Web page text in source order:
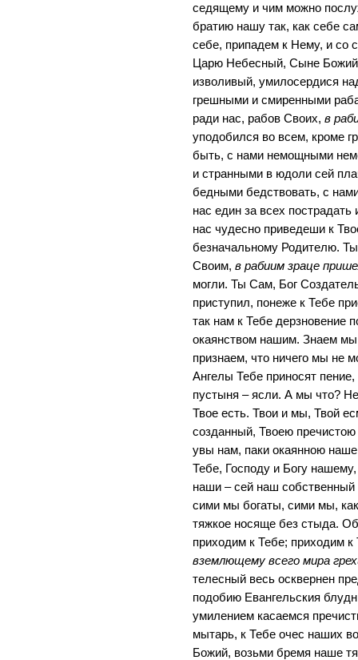
седящему и чим можно
братию нашу так, как себе
себе, припадем к Нему, и со
Царю Небесный, Сыне
изволивый, умилосердися
грешными и смиренными
ради нас, рабов Своих,в
уподобился во всем, кроме
быть, с нами немощными
и странными в юдоли сей
бедными бедствовать, с
нас един за всех
нас чудесно приведеши к
безначальному Родителю.
Своим,в рабиим зраце
могли. Ты Сам, Бог
приступил, понеже к Тебе
так нам к Тебе дерзновение
окаянством нашим. Знаем
признаем, что ничего мы не
Ангелы Тебе приносят
пустыня – ясли. А мы что?
Твое есть. Твои и мы, Твой
созданный, Твоею
увы нам, паки окаянною
Тебе, Господу и Богу
наши – сей наш
сими мы богаты, сими мы,
тяжкое носяще без стыда.
приходим к Тебе; приходим к
вземлющему всего мира
телесный весь осквернен
подобию Евангельския
умилением касаемся
мытарь, к Тебе очес наших
Божий, возьми бремя наше